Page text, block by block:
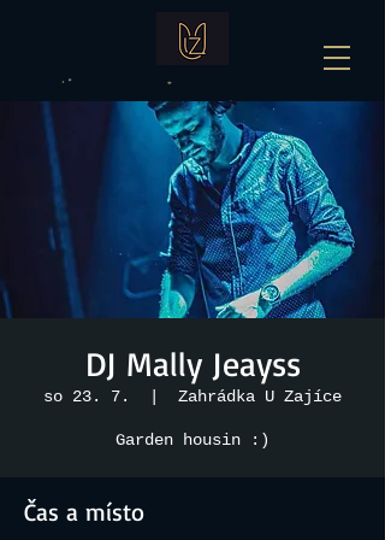
DJ Mally Jeayss
so 23. 7. Zahrádka U Zajíce
Garden housin :)
Čas a místo